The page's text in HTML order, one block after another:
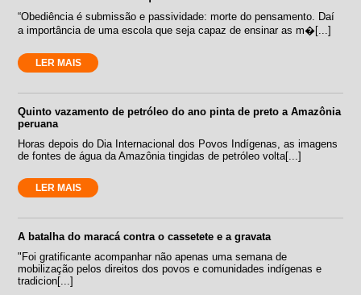
“Obediência é submissão e passividade: morte do pensamento. Daí
a importância de uma escola que seja capaz de ensinar as m�[...]
LER MAIS
Quinto vazamento de petróleo do ano pinta de preto a Amazônia
peruana
Horas depois do Dia Internacional dos Povos Indígenas, as imagens
de fontes de água da Amazônia tingidas de petróleo volta[...]
LER MAIS
A batalha do maracá contra o cassetete e a gravata
"Foi gratificante acompanhar não apenas uma semana de
mobilização pelos direitos dos povos e comunidades indígenas e
tradicion[...]